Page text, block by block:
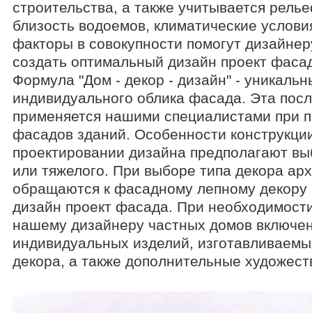
строительства, а также учитывается
близость водоемов, климатические
факторы в совокупности помогут
создать оптимальный дизайн проект
Формула "Дом - декор - дизайн" -
индивидуального облика фасада. Эта
применяется нашими специалистами при
фасадов зданий. Особенности
проектировании дизайна предполагают
или тяжелого. При выборе типа декора
обращаются к фасадному лепному
дизайн проект фасада. При
нашему дизайнеру частных домов
индивидуальных изделий,
декора, а также дополнительные